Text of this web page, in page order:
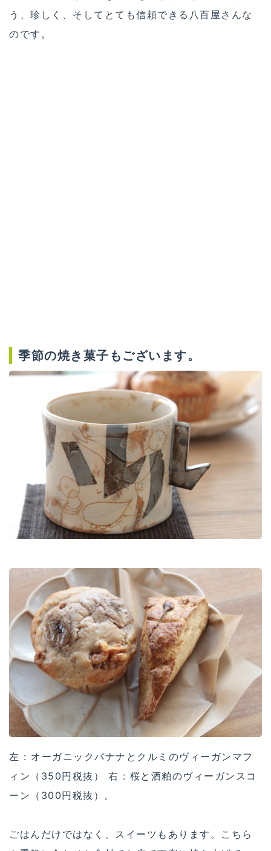
う、珍しく、そしてとても信頼できる八百屋さんな
のです。
季節の焼き菓子もございます。
左 : オーガニックバナナとクルミのヴィーガンマフ
ィン（350円税抜） 右 : 桜と酒粕のヴィーガンスコ
ーン（300円税抜）。
ごはんだけではなく、スイーツもあります。こちら